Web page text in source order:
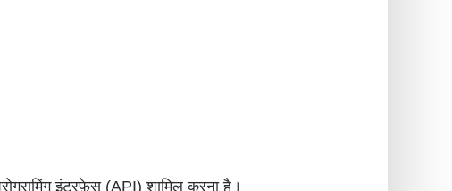
इंटरफ़ेस (API) शामिल करना है।